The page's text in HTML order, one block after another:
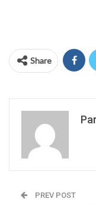
Share
PREV POST